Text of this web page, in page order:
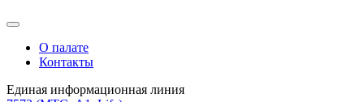
О палате
Контакты
Единая информационная линия